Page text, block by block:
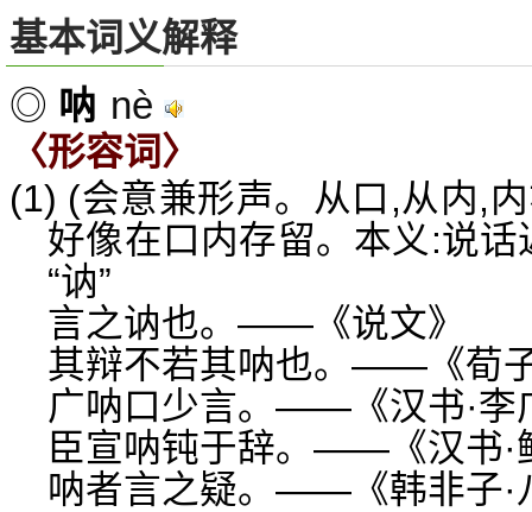
基本词义解释
◎ 呐 nè
〈形容词〉
(1) (会意兼形声。从口,从内,
好像在口内存留。本义:说
“讷”
言之讷也。——《说文》
其辩不若其呐也。——《荀
广呐口少言。——《汉书·李
臣宣呐钝于辞。——《汉书·
呐者言之疑。——《韩非子·